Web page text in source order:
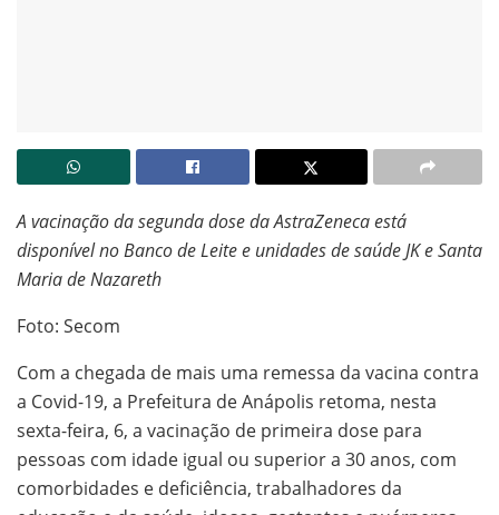
A vacinação da segunda dose da AstraZeneca está
disponível no Banco de Leite e unidades de saúde JK e Santa
Maria de Nazareth
Foto: Secom
Com a chegada de mais uma remessa da vacina contra
a Covid-19, a Prefeitura de Anápolis retoma, nesta
sexta-feira, 6, a vacinação de primeira dose para
pessoas com idade igual ou superior a 30 anos, com
comorbidades e deficiência, trabalhadores da